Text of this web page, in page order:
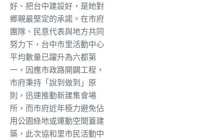
好、把台中建設好，是她對
鄉親最堅定的承諾。在市府
團隊、民意代表與地方共同
努力下，台中市里活動中心
平均數量已躍升為六都第
一，因應市政路開闢工程，
市府秉持「說到做到」原
則，迅速推動新建集會場
所，而市府近年極力避免佔
用公園綠地或運動空間蓋建
築，此次協和里市民活動中